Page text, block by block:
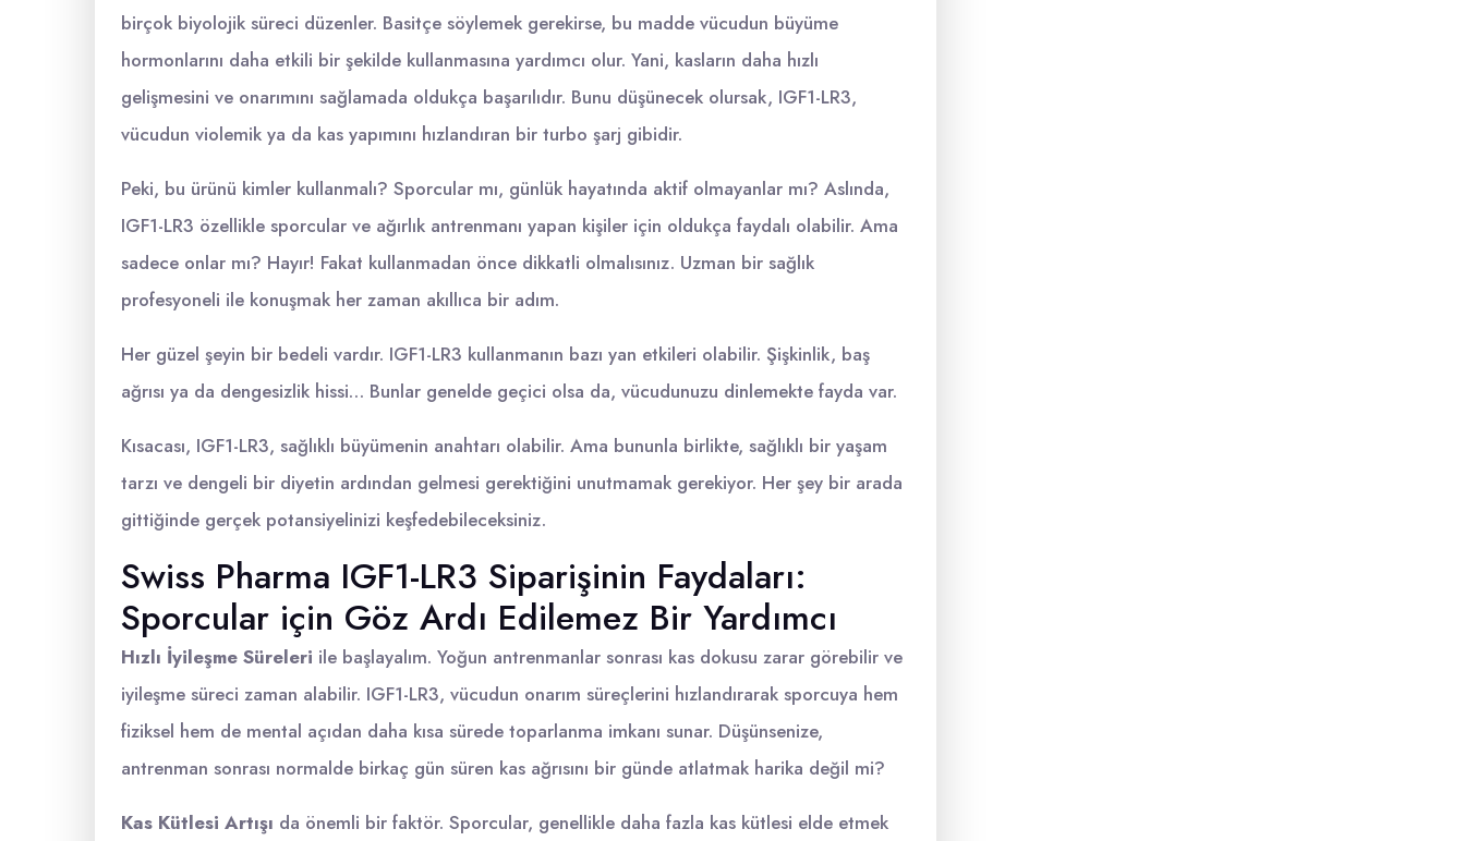
birçok biyolojik süreci düzenler. Basitçe söylemek gerekirse, bu madde vücudun büyüme
hormonlarını daha etkili bir şekilde kullanmasına yardımcı olur. Yani, kasların daha hızlı
gelişmesini ve onarımını sağlamada oldukça başarılıdır. Bunu düşünecek olursak, IGF1-LR3,
vücudun violemik ya da kas yapımını hızlandıran bir turbo şarj gibidir.
Peki, bu ürünü kimler kullanmalı? Sporcular mı, günlük hayatında aktif olmayanlar mı? Aslında,
IGF1-LR3 özellikle sporcular ve ağırlık antrenmanı yapan kişiler için oldukça faydalı olabilir. Ama
sadece onlar mı? Hayır! Fakat kullanmadan önce dikkatli olmalısınız. Uzman bir sağlık
profesyoneli ile konuşmak her zaman akıllıca bir adım.
Her güzel şeyin bir bedeli vardır. IGF1-LR3 kullanmanın bazı yan etkileri olabilir. Şişkinlik, baş
ağrısı ya da dengesizlik hissi… Bunlar genelde geçici olsa da, vücudunuzu dinlemekte fayda var.
Kısacası, IGF1-LR3, sağlıklı büyümenin anahtarı olabilir. Ama bununla birlikte, sağlıklı bir yaşam
tarzı ve dengeli bir diyetin ardından gelmesi gerektiğini unutmamak gerekiyor. Her şey bir arada
gittiğinde gerçek potansiyelinizi keşfedebileceksiniz.
Swiss Pharma IGF1-LR3 Siparişinin Faydaları:
Sporcular için Göz Ardı Edilemez Bir Yardımcı
Hızlı İyileşme Süreleri ile başlayalım. Yoğun antrenmanlar sonrası kas dokusu zarar görebilir ve
iyileşme süreci zaman alabilir. IGF1-LR3, vücudun onarım süreçlerini hızlandırarak sporcuya hem
fiziksel hem de mental açıdan daha kısa sürede toparlanma imkanı sunar. Düşünsenize,
antrenman sonrası normalde birkaç gün süren kas ağrısını bir günde atlatmak harika değil mi?
Kas Kütlesi Artışı da önemli bir faktör. Sporcular, genellikle daha fazla kas kütlesi elde etmek